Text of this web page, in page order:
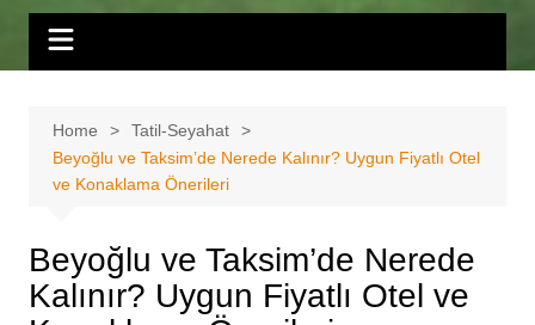
Home
Tatil-Seyahat
Beyoğlu ve Taksim’de Nerede Kalınır? Uygun Fiyatlı Otel
ve Konaklama Önerileri
Beyoğlu ve Taksim’de Nerede
Kalınır? Uygun Fiyatlı Otel ve